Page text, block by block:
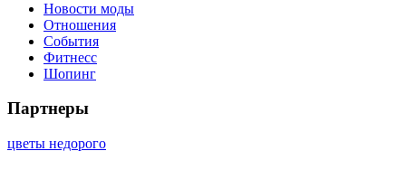
Новости моды
Отношения
События
Фитнесс
Шопинг
Партнеры
цветы недорого